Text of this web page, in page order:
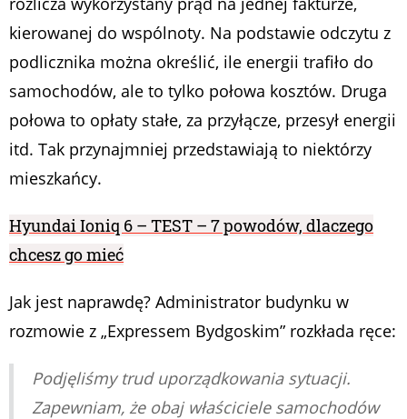
kierowanej do wspólnoty. Na podstawie odczytu z
podlicznika można określić, ile energii trafiło do
samochodów, ale to tylko połowa kosztów. Druga
połowa to opłaty stałe, za przyłącze, przesył energii
itd. Tak przynajmniej przedstawiają to niektórzy
mieszkańcy.
Hyundai Ioniq 6 – TEST – 7 powodów, dlaczego
chcesz go mieć
Jak jest naprawdę? Administrator budynku w
rozmowie z „Expressem Bydgoskim” rozkłada ręce:
Podjęliśmy trud uporządkowania sytuacji.
Zapewniam, że obaj właściciele samochodów